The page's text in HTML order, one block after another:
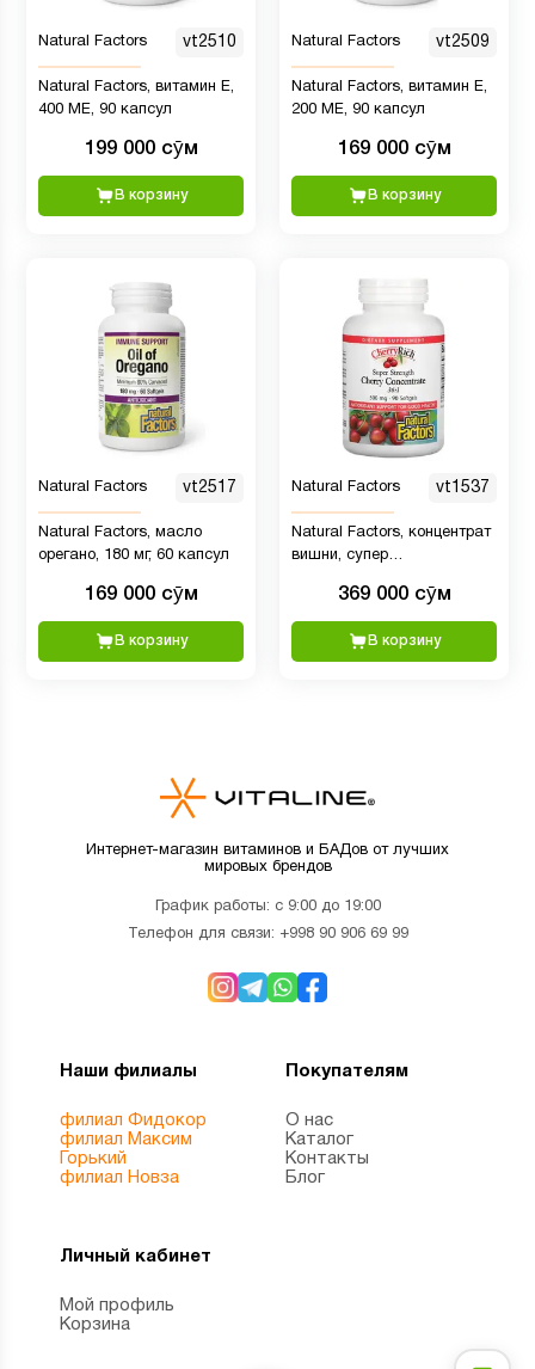
Natural Factors vt2510
Natural Factors, витамин E,
400 МЕ, 90 капсул
199 000 сӯм
В корзину
Natural Factors vt2509
Natural Factors, витамин E,
200 МЕ, 90 капсул
169 000 сӯм
В корзину
Natural Factors vt2517
Natural Factors, масло
орегано, 180 мг, 60 капсул
169 000 сӯм
В корзину
Natural Factors vt1537
Natural Factors, концентрат
вишни, супер
капсул369 000 сӯм
В корзину
Интернет-магазин витаминов и БАДов от лучших
мировых брендов
График работы: с 9:00 до 19:00
Телефон для связи: +998 90 906 69 99
Наши филиалы
филиал Фидокор
филиал Максим
Горький
филиал Новза
Покупателям
О нас
Каталог
Контакты
Блог
Личный кабинет
Мой профиль
Корзина